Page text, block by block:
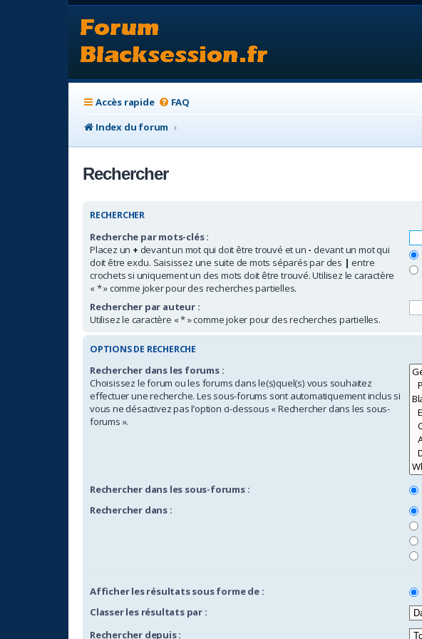
Accès rapide FAQ
Index du forum
Rechercher
RECHERCHER
Recherche par mots-clés :
Placez un + devant un mot qui doit être trouvé et un - devant un mot qui
doit être exclu. Saisissez une suite de mots séparés par des | entre
crochets si uniquement un des mots doit être trouvé. Utilisez le caractère
« * » comme joker pour des recherches partielles.
Rechercher par auteur :
Utilisez le caractère « * » comme joker pour des recherches partielles.
OPTIONS DE RECHERCHE
Rechercher dans les forums :
Choisissez le forum ou les forums dans le(s)quel(s) vous souhaitez
effectuer une recherche. Les sous-forums sont automatiquement inclus si
vous ne désactivez pas l’option ci-dessous « Rechercher dans les sous-
forums ».
Rechercher dans les sous-forums :
Rechercher dans :
Afficher les résultats sous forme de :
Classer les résultats par :
Rechercher depuis :